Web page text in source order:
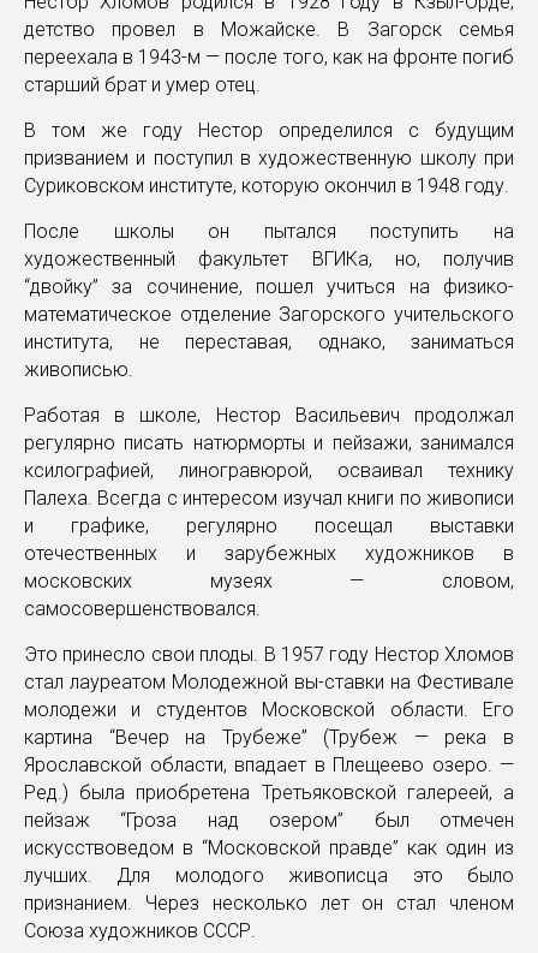
детство провел в Можайске. В Загорск семья
переехала в 1943-м — после того, как на фронте погиб
старший брат и умер отец.
В том же году Нестор определился с будущим
призванием и поступил в художественную школу при
Суриковском институте, которую окончил в 1948 году.
После школы он пытался поступить на
художественный факультет ВГИКа, но, получив
“двойку” за сочинение, пошел учиться на физико-
математическое отделение Загорского учительского
института, не переставая, однако, заниматься
живописью.
Работая в школе, Нестор Васильевич продолжал
регулярно писать натюрморты и пейзажи, занимался
ксилографией, линогравюрой, осваивал технику
Палеха. Всегда с интересом изучал книги по живописи
и графике, регулярно посещал выставки
отечественных и зарубежных художников в
московских музеях — словом,
самосовершенствовался.
Это принесло свои плоды. В 1957 году Нестор Хломов
стал лауреатом Молодежной вы-ставки на Фестивале
молодежи и студентов Московской области. Его
картина “Вечер на Трубеже” (Трубеж — река в
Ярославской области, впадает в Плещеево озеро. —
Ред.) была приобретена Третьяковской галереей, а
пейзаж “Гроза над озером” был отмечен
искусствоведом в “Московской правде” как один из
лучших. Для молодого живописца это было
признанием. Через несколько лет он стал членом
Союза художников СССР.